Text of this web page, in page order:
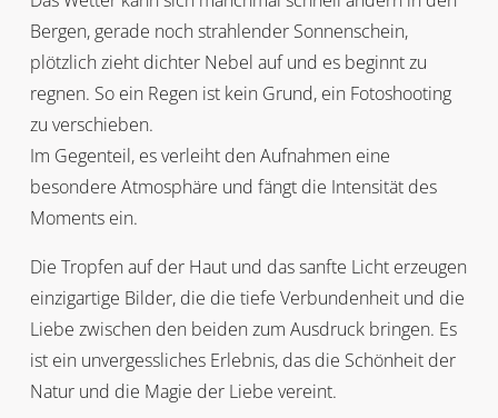
Bergen, gerade noch strahlender Sonnenschein,
plötzlich zieht dichter Nebel auf und es beginnt zu
regnen. So ein Regen ist kein Grund, ein Fotoshooting
zu verschieben.
Im Gegenteil, es verleiht den Aufnahmen eine
besondere Atmosphäre und fängt die Intensität des
Moments ein.
Die Tropfen auf der Haut und das sanfte Licht erzeugen
einzigartige Bilder, die die tiefe Verbundenheit und die
Liebe zwischen den beiden zum Ausdruck bringen. Es
ist ein unvergessliches Erlebnis, das die Schönheit der
Natur und die Magie der Liebe vereint.